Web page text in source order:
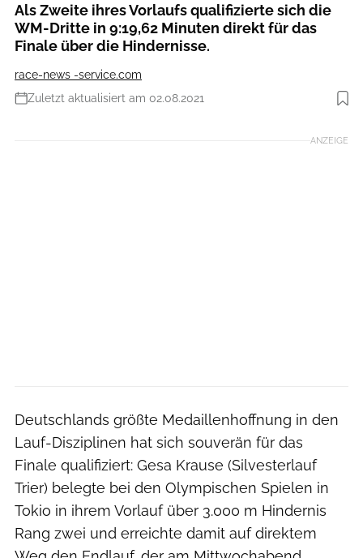
Als Zweite ihres Vorlaufs qualifizierte sich die
WM-Dritte in 9:19,62 Minuten direkt für das
Finale über die Hindernisse.
race-news -service.com
Zuletzt aktualisiert am 02.08.2021
Foto: Getty Images AsiaPac
ANZEIGE
Deutschlands größte Medaillenhoffnung in den
Lauf-Disziplinen hat sich souverän für das
Finale qualifiziert: Gesa Krause (Silvesterlauf
Trier) belegte bei den Olympischen Spielen in
Tokio in ihrem Vorlauf über 3.000 m Hindernis
Rang zwei und erreichte damit auf direktem